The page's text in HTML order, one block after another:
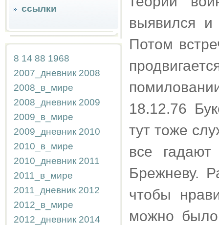
ссылки
8 14 88 1968
2007_дневник 2008
2008_в_мире
2008_дневник 2009
2009_в_мире
2009_дневник 2010
2010_в_мире
2010_дневник 2011
2011_в_мире
2011_дневник 2012
2012_в_мире
2012_дневник 2014
выявился и
Потом
18.12.76
тут тоже
все
Брежневу.
чтобы
можно